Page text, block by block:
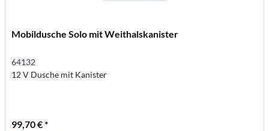
Mobildusche Solo mit Weithalskanister
64132
12 V Dusche mit Kanister
99,70 € *